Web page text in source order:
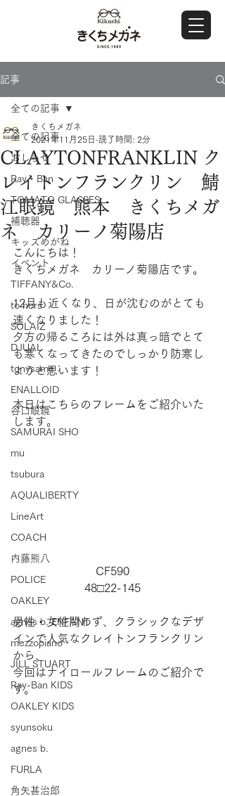
記事
全ての記事
おしらせ
Ray・Ban
TOMATO GLASSES
補聴器
キッズめがね
イベント
TIFFANY&Co.
to hers
SOLAIZ
DJUAL
tonysame：
ENALLOID
谷口眼鏡
SAMURAI SHO
mu
tsubura
AQUALIBERTY
LineArt
COACH
内藤熊八
POLICE
OAKLEY
agnes b. ENFANT
mezzopiano
JILL STUART
Ray-Ban KIDS
OAKLEY KIDS
syunsoku
agnes b.
FURLA
角矢甚治郎
全ての記事
CLAYTONFRANKLIN ク
レイトンフランクリン 鯖
江眼鏡 熊本 きくちメガ
ネ カリーノ菊陽店
きくちメガネ
2021年11月25日 読了時間: 2分
こんにちは！
きくちメガネ　カリーノ菊陽店です。
12月も近くなり、日が沈むのがとても
速くなりました！
夕方の帰るころには外は真っ暗でとて
も寒くなってきたのでしっかり防寒し
ようと思います！
本日はこちらのフレームをご紹介いた
します。
CF590
48□22-145
男性・女性問わず、クラシックなデザ
インで人気なクレイトンフランクリン
から、
今回はナイロールフレームのご紹介で
す。